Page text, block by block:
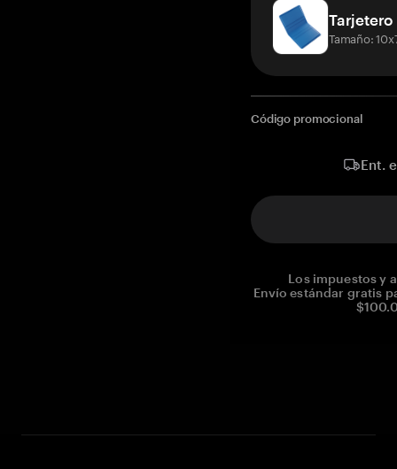
Tarjetero
Tamaño:
Código promocional
Ent.
Los impuestos y
Envío estándar gratis